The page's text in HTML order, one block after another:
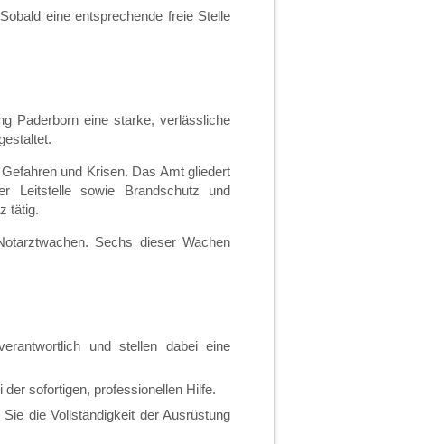
eine entsprechende freie Stelle
Paderborn eine starke, verlässliche
und Krisen. Das Amt gliedert
Leitstelle sowie Brandschutz und
tätig.
Sechs dieser Wachen
und stellen dabei eine
sofortigen, professionellen Hilfe.
die Vollständigkeit der Ausrüstung